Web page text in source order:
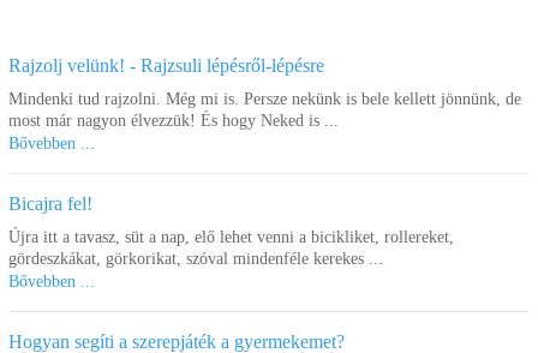
Rajzolj velünk! - Rajzsuli lépésről-lépésre
Mindenki tud rajzolni. Még mi is. Persze nekünk is bele kellett jönnünk, de
most már nagyon élvezzük! És hogy Neked is ...
Bővebben ...
Bicajra fel!
Újra itt a tavasz, süt a nap, elő lehet venni a bicikliket, rollereket,
gördeszkákat, görkorikat, szóval mindenféle kerekes ...
Bővebben ...
Hogyan segíti a szerepjáték a gyermekemet?